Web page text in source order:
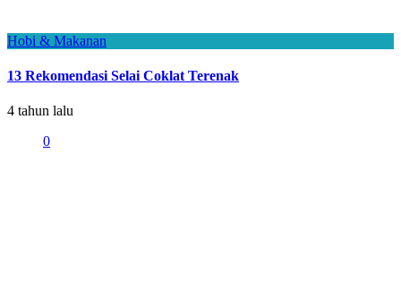
Hobi & Makanan
13 Rekomendasi Selai Coklat Terenak
4 tahun lalu
0